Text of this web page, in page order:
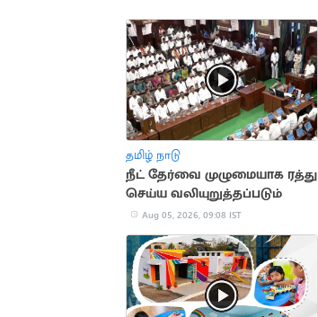
தமிழ் நாடு
நீட் தேர்வை முழுமையாக ரத்து
செய்ய வலியுறுத்தப்படும்
Aug 05, 2026, 09:08 IST